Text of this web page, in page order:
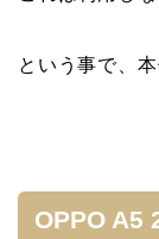
という事で、
OPPO A5